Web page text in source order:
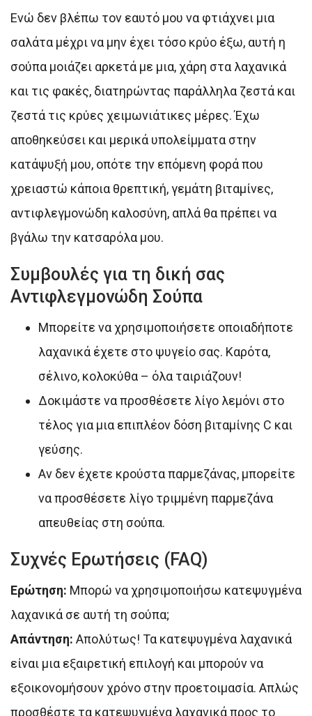
Ενώ δεν βλέπω τον εαυτό μου να φτιάχνει μια
σαλάτα μέχρι να μην έχει τόσο κρύο έξω, αυτή η
σούπα μοιάζει αρκετά με μια, χάρη στα λαχανικά
και τις φακές, διατηρώντας παράλληλα ζεστά και
ζεστά τις κρύες χειμωνιάτικες μέρες. Έχω
αποθηκεύσει και μερικά υπολείμματα στην
κατάψυξή μου, οπότε την επόμενη φορά που
χρειαστώ κάποια θρεπτική, γεμάτη βιταμίνες,
αντιφλεγμονώδη καλοσύνη, απλά θα πρέπει να
βγάλω την κατσαρόλα μου.
Συμβουλές για τη δική σας
Αντιφλεγμονώδη Σούπα
Μπορείτε να χρησιμοποιήσετε οποιαδήποτε
λαχανικά έχετε στο ψυγείο σας. Καρότα,
σέλινο, κολοκύθα – όλα ταιριάζουν!
Δοκιμάστε να προσθέσετε λίγο λεμόνι στο
τέλος για μια επιπλέον δόση βιταμίνης C και
γεύσης.
Αν δεν έχετε κρούστα παρμεζάνας, μπορείτε
να προσθέσετε λίγο τριμμένη παρμεζάνα
απευθείας στη σούπα.
Συχνές Ερωτήσεις (FAQ)
Ερώτηση: Μπορώ να χρησιμοποιήσω κατεψυγμένα
λαχανικά σε αυτή τη σούπα;
Απάντηση: Απολύτως! Τα κατεψυγμένα λαχανικά
είναι μια εξαιρετική επιλογή και μπορούν να
εξοικονομήσουν χρόνο στην προετοιμασία. Απλώς
προσθέστε τα κατεψυγμένα λαχανικά προς το